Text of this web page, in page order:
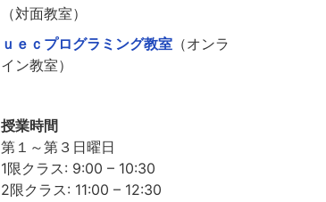
（対面教室）
ｕｅｃプログラミング教室（オンラ
イン教室）
授業時間
第１～第３日曜日
1限クラス: 9:00 – 10:30
2限クラス: 11:00 – 12:30